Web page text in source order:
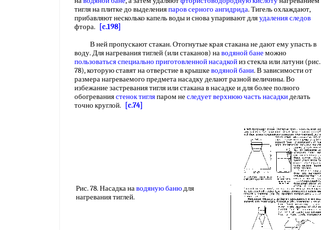
тигля на плитке до выделенияпаров серного ангидрида. Тигель охлаждают,
прибавляют несколько капель воды и снова упаривают дляудаления следов
фтора.
[c.198]
В ней пропускают стакан. Отогнутые края стакана не дают ему упасть в
воду. Для нагревания тиглей (или стаканов) наводяной бане можно
пользоваться специально приготовленной насадкойиз стекла или латуни (рис.
78), которую ставят на отверстие в крышке водяной бани. В зависимости от
размера нагреваемого предмета насадку делают разной величины. Во
избежание застревания тигля или стакана в насадке и для более полного
обогреваниястенок тигляпаром не следует верхнюючасть насадкиделать
точно круглой.
[c.74]
Рис. 78. Насадка наводяную банюдля
нагревания тиглей.